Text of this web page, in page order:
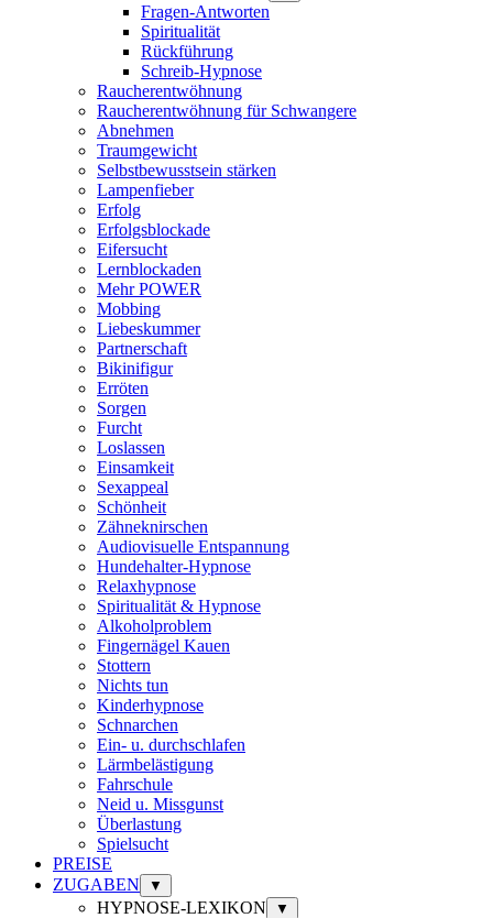
Fragen-Antworten
Spiritualität
Rückführung
Schreib-Hypnose
Raucherentwöhnung
Raucherentwöhnung für Schwangere
Abnehmen
Traumgewicht
Selbstbewusstsein stärken
Lampenfieber
Erfolg
Erfolgsblockade
Eifersucht
Lernblockaden
Mehr POWER
Mobbing
Liebeskummer
Partnerschaft
Bikinifigur
Erröten
Sorgen
Furcht
Loslassen
Einsamkeit
Sexappeal
Schönheit
Zähneknirschen
Audiovisuelle Entspannung
Hundehalter-Hypnose
Relaxhypnose
Spiritualität & Hypnose
Alkoholproblem
Fingernägel Kauen
Stottern
Nichts tun
Kinderhypnose
Schnarchen
Ein- u. durchschlafen
Lärmbelästigung
Fahrschule
Neid u. Missgunst
Überlastung
Spielsucht
PREISE
ZUGABEN
▼
HYPNOSE-LEXIKON ▼